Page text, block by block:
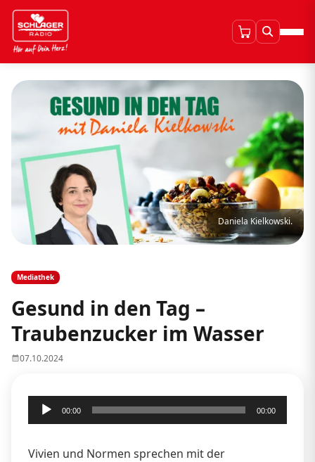
Daniela Kielkowski.
Mediathek
Gesund in den Tag –
Traubenzucker im Wasser
07.10.2024
Audio-
Player
00:00 00:00
Vivien und Normen sprechen mit der